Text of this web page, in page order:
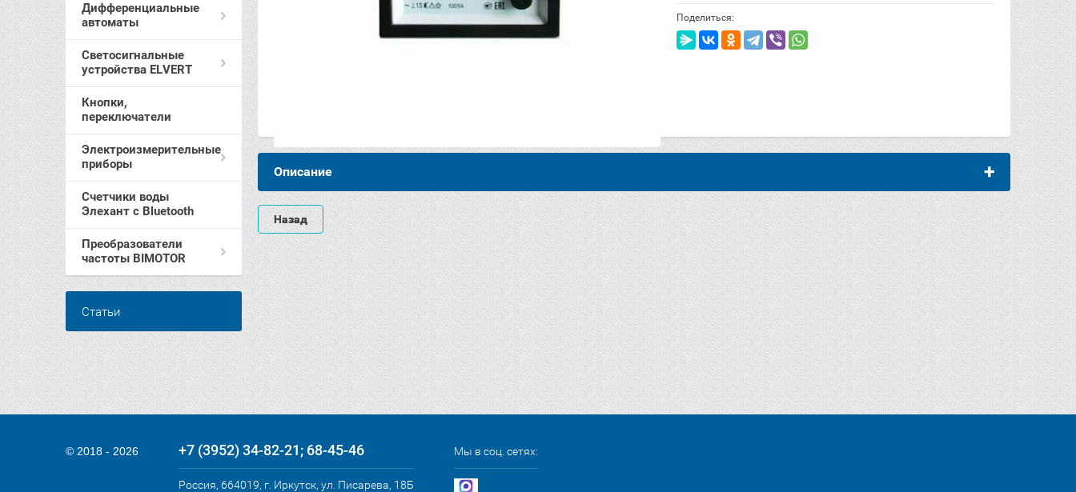
Дифференциальные
автоматы
Светосигнальные
устройства ELVERT
Кнопки,
переключатели
Электроизмерительные
приборы
Счетчики воды
Элехант c Bluetooth
Преобразователи
частоты BIMOTOR
Статьи
Поделиться:
Описание
Назад
© 2018 - 2026 +7 (3952) 34-82-21 68-45-46
Россия, 664019, г. Иркутск, ул. Писарева, 18Б
Мы в соц. сетях: